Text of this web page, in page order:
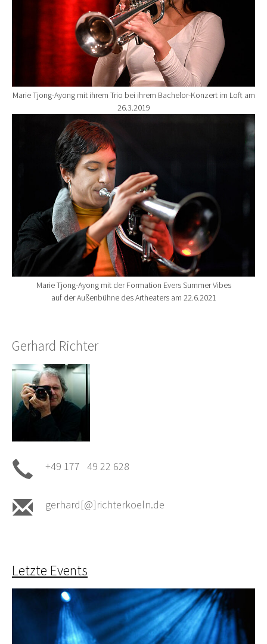
Marie Tjong-Ayong mit ihrem Trio bei ihrem Bachelor-Konzert im Loft am
26.3.2019
Show larger version for:
Marie Tjong-Ayong mit der Formation Evers Summer Vibes
auf der Außenbühne des Artheaters am 22.6.2021
Gerhard Richter
+49 177 49 22 628
gerhard[@]richterkoeln.de
Letzte Events